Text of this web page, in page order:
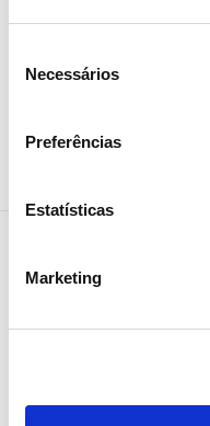
Necessários
Preferências
Estatísticas
Marketing
Notícias